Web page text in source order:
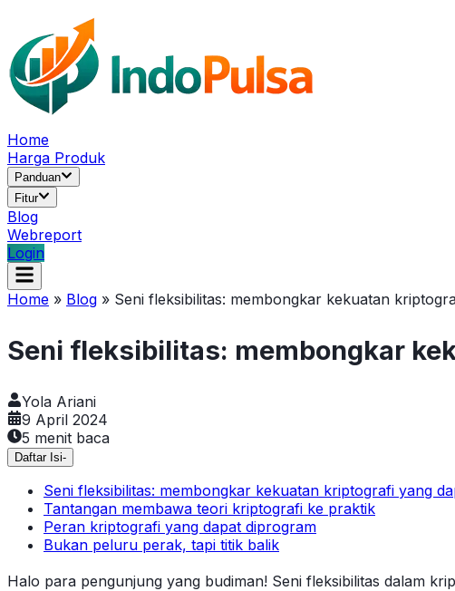
Home
Harga Produk
Panduan
Fitur
Blog
Webreport
Login
Home » Blog » Seni fleksibilitas: membongkar kekuatan
Seni fleksibilitas: membongkar
Yola Ariani
9 April 2024
5 menit baca
Daftar Isi-
Seni fleksibilitas: membongkar kekuatan kriptografi yang
Tantangan membawa teori kriptografi ke praktik
Peran kriptografi yang dapat diprogram
Bukan peluru perak, tapi titik balik
Halo para pengunjung yang budiman! Seni fleksibilitas dalam